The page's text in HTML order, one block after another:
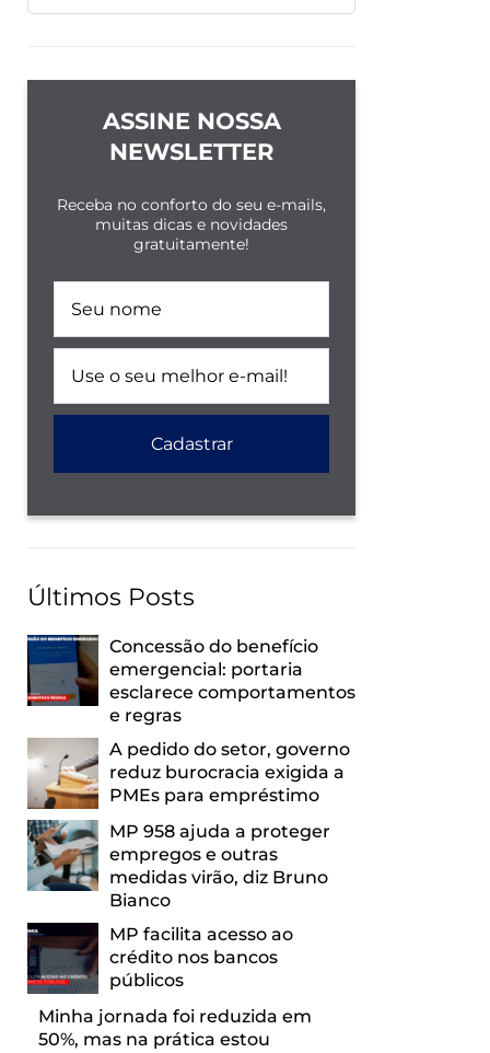
ASSINE NOSSA
NEWSLETTER
Receba no conforto do seu e-mails,
muitas dicas e novidades
gratuitamente!
Últimos Posts
Concessão do benefício
emergencial: portaria
esclarece comportamentos
e regras
A pedido do setor, governo
reduz burocracia exigida a
PMEs para empréstimo
MP 958 ajuda a proteger
empregos e outras
medidas virão, diz Bruno
Bianco
MP facilita acesso ao
crédito nos bancos
públicos
Minha jornada foi reduzida em
50%, mas na prática estou